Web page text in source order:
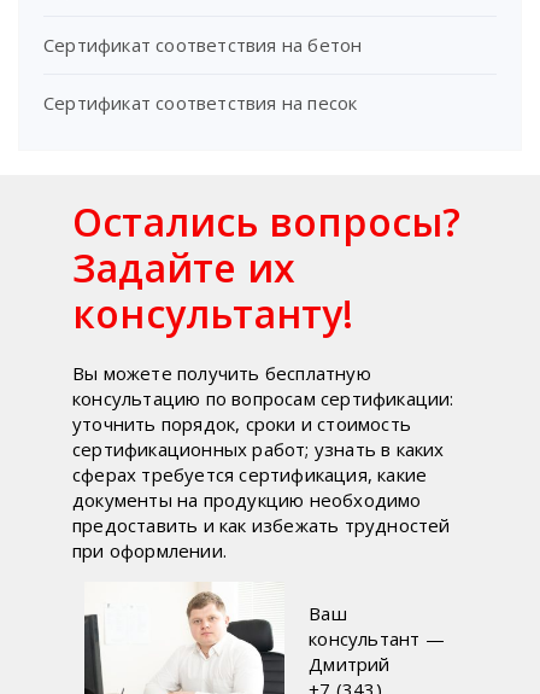
Сертификат соответствия на бетон
Сертификат соответствия на песок
Остались вопросы?
Задайте их
консультанту!
Вы можете получить бесплатную
консультацию по вопросам сертификации:
уточнить порядок, сроки и стоимость
сертификационных работ; узнать в каких
сферах требуется сертификация, какие
документы на продукцию необходимо
предоставить и как избежать трудностей
при оформлении.
Ваш
консультант —
Дмитрий
+7 (343)